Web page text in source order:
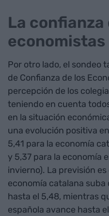
La confianza
economistas
Por otro lado, el sondeo
de Confianza de los
percepción de los
teniendo en cuenta
en la situación
una evolución positiva
5,41 para la economía
y 5,37 para la economía
invierno). La previsión
economía catalana suba
hasta el 5,48, mientras
española avance hasta